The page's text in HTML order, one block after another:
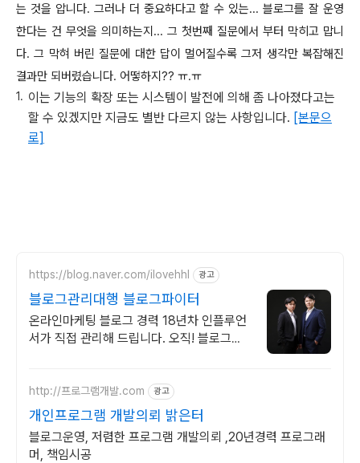
는 것을 압니다. 그러나 더 중요하다고 할 수 있는... 블로그를 잘 운영
한다는 건 무엇을 의미하는지... 그 첫번째 질문에서 부터 막히고 맙니
다. 그 막혀 버린 질문에 대한 답이 멀어질수록 그저 생각만 복잡해진
결과만 되버렸습니다. 어떻하지?? ㅠ.ㅠ
이는 기능의 확장 또는 시스템이 발전에 의해 좀 나아졌다고는
할 수 있겠지만 지금도 별반 다르지 않는 사항입니다. [본문으
로]
https://blog.naver.com/ilovehhl 광고
블로그관리대행 블로그파이터
온라인마케팅 블로그 경력 18년차 인플루언
서가 직접 관리해 드립니다. 오직! 블로그관
http://프로그램개발.com 광고
개인프로그램 개발의뢰 밝은터
블로그운영, 저렴한 프로그램 개발의뢰 ,20년경력 프로그래
머, 책임시공